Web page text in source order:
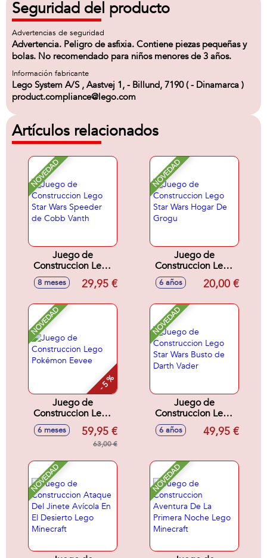
Seguridad del producto
Advertencias de seguridad
Advertencia. Peligro de asfixia. Contiene piezas pequeñas y
bolas. No recomendado para niños menores de 3 años.
Información fabricante
Lego System A/S , Aastvej 1, - Billund, 7190 ( - Dinamarca )
product.compliance@lego.com
Artículos relacionados
NOVEDAD
Juego de
Construccion Lego
Star Wars Speeder
de Cobb Vanth
8 meses 29,95 €
NOVEDAD
Juego de
Construccion Lego
Star Wars Hogar De
Grogu
6 años 20,00 €
NOVEDAD
- 5 %
Juego de
Construccion Lego
Pokémon Eevee
6 meses 59,95 €
63,00 €
NOVEDAD
Juego de
Construccion Lego
Star Wars Busto de
Darth Vader
6 años 49,95 €
NOVEDAD NOVEDAD